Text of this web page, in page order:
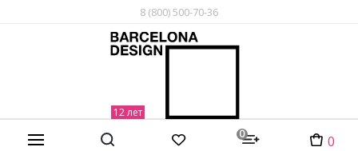
8 (800) 500-70-36
0 0